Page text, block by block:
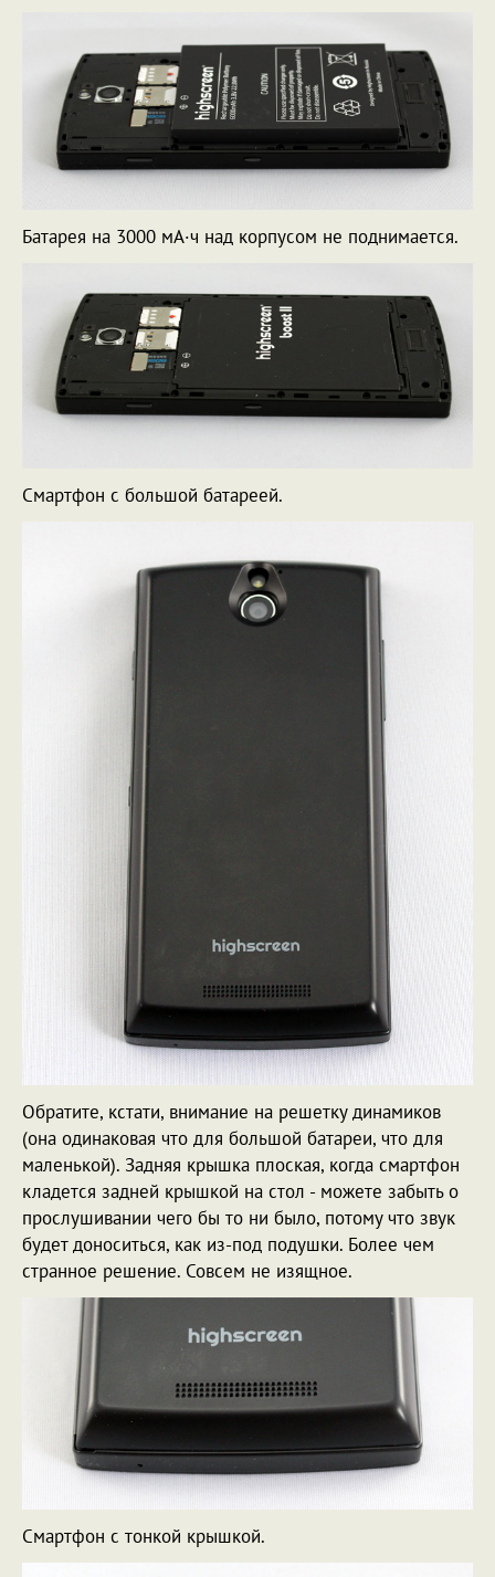
Батарея на 3000 мА·ч над корпусом не поднимается.
Смартфон с большой батареей.
Обратите, кстати, внимание на решетку динамиков
(она одинаковая что для большой батареи, что для
маленькой). Задняя крышка плоская, когда смартфон
кладется задней крышкой на стол - можете забыть о
прослушивании чего бы то ни было, потому что звук
будет доноситься, как из-под подушки. Более чем
странное решение. Совсем не изящное.
Смартфон с тонкой крышкой.